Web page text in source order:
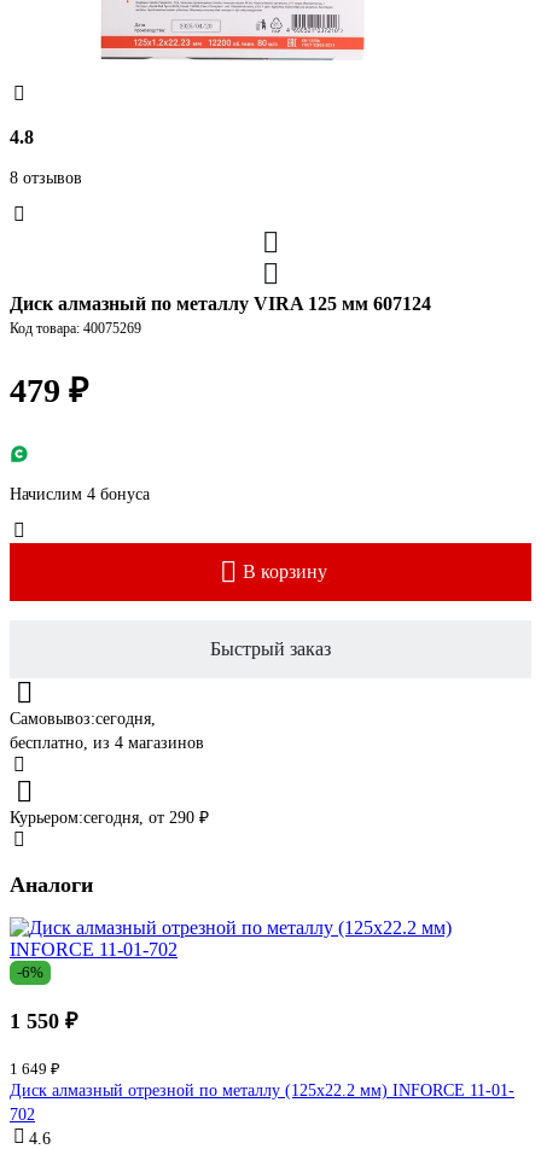
4.8
8 отзывов
Диск алмазный по металлу VIRA 125 мм 607124
Код товара: 40075269
479 ₽
Начислим 4 бонуса
В корзину
Быстрый заказ
Самовывоз:сегодня,
бесплатно, из 4 магазинов
Курьером:сегодня, от 290 ₽
Аналоги
-6%
1 550 ₽
1 649 ₽
Диск алмазный отрезной по металлу (125х22.2 мм) INFORCE 11-01-
702
4.6